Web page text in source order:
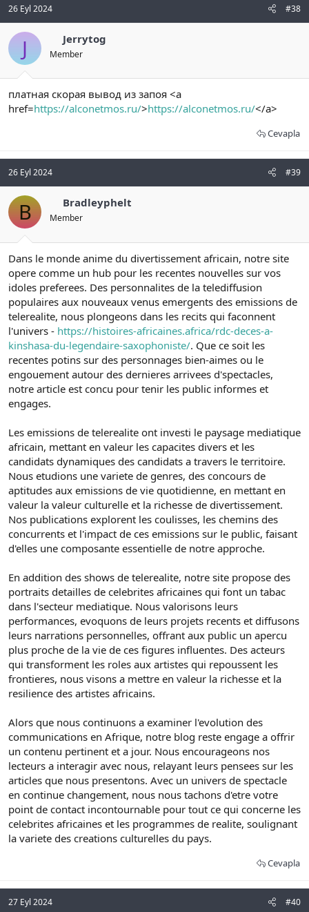
26 Eyl 2024 #38
J Jerrytog
Member
платная скорая вывод из запоя <a
href=https://alconetmos.ru/>https://alconetmos.ru/</a>
Cevapla
26 Eyl 2024 #39
B Bradleyphelt
Member
Dans le monde anime du divertissement africain, notre site
opere comme un hub pour les recentes nouvelles sur vos
idoles preferees. Des personnalites de la telediffusion
populaires aux nouveaux venus emergents des emissions de
telerealite, nous plongeons dans les recits qui faconnent
l'univers - https://histoires-africaines.africa/rdc-deces-a-
kinshasa-du-legendaire-saxophoniste/. Que ce soit les
recentes potins sur des personnages bien-aimes ou le
engouement autour des dernieres arrivees d'spectacles,
notre article est concu pour tenir les public informes et
engages.
Les emissions de telerealite ont investi le paysage mediatique
africain, mettant en valeur les capacites divers et les
candidats dynamiques des candidats a travers le territoire.
Nous etudions une variete de genres, des concours de
aptitudes aux emissions de vie quotidienne, en mettant en
valeur la valeur culturelle et la richesse de divertissement.
Nos publications explorent les coulisses, les chemins des
concurrents et l'impact de ces emissions sur le public, faisant
d'elles une composante essentielle de notre approche.
En addition des shows de telerealite, notre site propose des
portraits detailles de celebrites africaines qui font un tabac
dans l'secteur mediatique. Nous valorisons leurs
performances, evoquons de leurs projets recents et diffusons
leurs narrations personnelles, offrant aux public un apercu
plus proche de la vie de ces figures influentes. Des acteurs
qui transforment les roles aux artistes qui repoussent les
frontieres, nous visons a mettre en valeur la richesse et la
resilience des artistes africains.
Alors que nous continuons a examiner l'evolution des
communications en Afrique, notre blog reste engage a offrir
un contenu pertinent et a jour. Nous encourageons nos
lecteurs a interagir avec nous, relayant leurs pensees sur les
articles que nous presentons. Avec un univers de spectacle
en continue changement, nous nous tachons d'etre votre
point de contact incontournable pour tout ce qui concerne les
celebrites africaines et les programmes de realite, soulignant
la variete des creations culturelles du pays.
Cevapla
27 Eyl 2024 #40